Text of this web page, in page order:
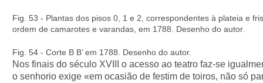
Fig. 53 - Plantas dos pisos 0, 1 e 2, correspondentes à plateia e
ordem de camarotes e varandas, em 1788. Desenho do autor.
Fig. 54 - Corte B B’ em 1788. Desenho do autor.
Nos finais do século XVIII o acesso ao teatro faz-se
o senhorio exige «em ocasião de festim de toiros, não só